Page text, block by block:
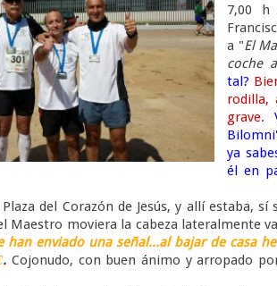
7,00 h
a "El
coche
tal?
rodilla,
grave.
ya
él en
del Corazón de Jesús, y allí estaba, sí
Maestro moviera la cabeza lateralmente
han enviado una señal...al bajar de casa
. Cojonudo, con buen ánimo y arropado